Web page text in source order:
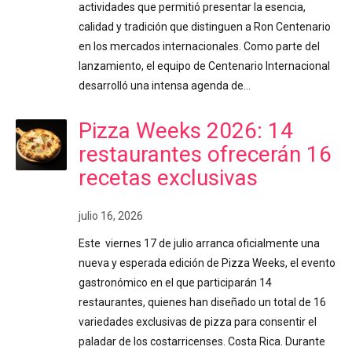
actividades que permitió presentar la esencia,
calidad y tradición que distinguen a Ron Centenario
en los mercados internacionales. Como parte del
lanzamiento, el equipo de Centenario Internacional
desarrolló una intensa agenda de…
Pizza Weeks 2026: 14
restaurantes ofrecerán 16
recetas exclusivas
julio 16, 2026
Este viernes 17 de julio arranca oficialmente una
nueva y esperada edición de Pizza Weeks, el evento
gastronómico en el que participarán 14
restaurantes, quienes han diseñado un total de 16
variedades exclusivas de pizza para consentir el
paladar de los costarricenses. Costa Rica. Durante